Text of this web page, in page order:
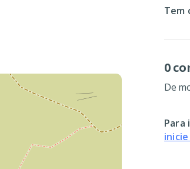
Tem
0
De
Para